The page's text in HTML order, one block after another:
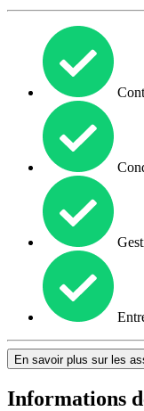
En savoir plus sur les
Informations